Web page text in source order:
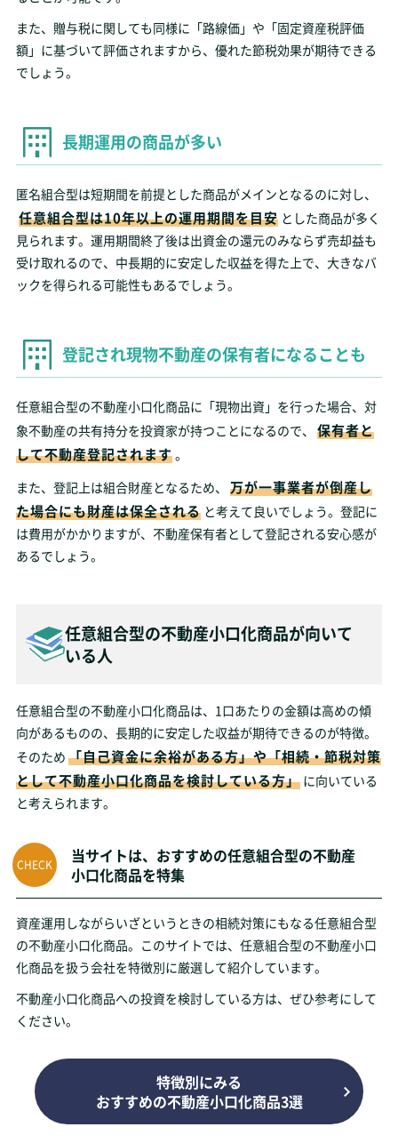
また、贈与税に関しても同様に「路線価」や「固定資産税評価
額」に基づいて評価されますから、優れた節税効果が期待できる
でしょう。
長期運用の商品が多い
匿名組合型は短期間を前提とした商品がメインとなるのに対し、
任意組合型は10年以上の運用期間を目安 とした商品が多く
見られます。運用期間終了後は出資金の還元のみならず売却益も
受け取れるので、中長期的に安定した収益を得た上で、大きなバ
ックを得られる可能性もあるでしょう。
登記され現物不動産の保有者になることも
任意組合型の不動産小口化商品に「現物出資」を行った場合、対
象不動産の共有持分を投資家が持つことになるので、
保有者と
して不動産登記されます。
また、登記上は組合財産となるため、
万が一事業者が倒産し
た場合にも財産は保全される と考えて良いでしょう。登記に
は費用がかかりますが、不動産保有者として登記される安心感が
あるでしょう。
任意組合型の不動産小口化商品が向いて
いる人
任意組合型の不動産小口化商品は、1口あたりの金額は高めの傾
向があるものの、長期的に安定した収益が期待できるのが特徴。
そのため 「自己資金に余裕がある方」や「相続・節税対策
として不動産小口化商品を検討している方」 に向いている
と考えられます。
当サイトは、おすすめの任意組合型の不動産
小口化商品を特集
資産運用しながらいざというときの相続対策にもなる任意組合型
の不動産小口化商品。このサイトでは、任意組合型の不動産小口
化商品を扱う会社を特徴別に厳選して紹介しています。
不動産小口化商品への投資を検討している方は、ぜひ参考にして
ください。
特徴別にみる
おすすめの不動産小口化商品3選